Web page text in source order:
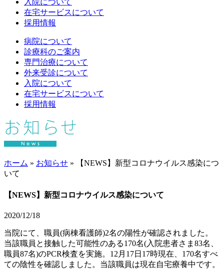
入院について
在宅サービスについて
採用情報
病院について
診療科のご案内
専門治療について
外来受診について
入院について
在宅サービスについて
採用情報
ホーム » お知らせ »
【NEWS】新型コロナウイルス感染につ
いて
【NEWS】新型コロナウイルス感染について
2020/12/18
当院にて、職員(病棟看護師)2名の陽性が確認されました。
当該職員と接触した可能性のある170名(入院患者さま83名、
職員87名)のPCR検査を実施。12月17日17時現在、170名すべ
ての陰性を確認しました。当該職員は現在自宅療養中です。